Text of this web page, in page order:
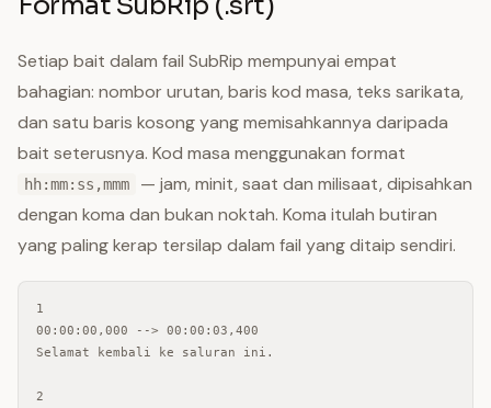
Setiap bait dalam fail SubRip mempunyai empat
bahagian: nombor urutan, baris kod masa, teks sarikata,
dan satu baris kosong yang memisahkannya daripada
bait seterusnya. Kod masa menggunakan format
hh:mm:ss,mmm
— jam, minit, saat dan milisaat, dipisahkan
dengan koma dan bukan noktah. Koma itulah butiran
yang paling kerap tersilap dalam fail yang ditaip sendiri.
1
00:00:00,000 --> 00:00:03,400
Selamat kembali ke saluran ini.
2